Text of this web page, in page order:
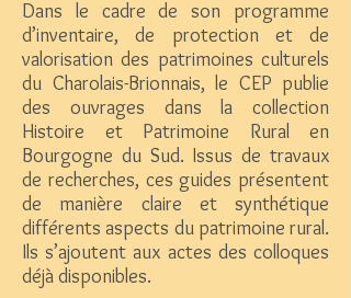
Dans le cadre de son programme
d’inventaire, de protection et de
valorisation des patrimoines culturels
du Charolais-Brionnais, le CEP publie
des ouvrages dans la collection
Histoire et Patrimoine Rural en
Bourgogne du Sud. Issus de travaux
de recherches, ces guides présentent
de manière claire et synthétique
différents aspects du patrimoine rural.
Ils s’ajoutent aux actes des colloques
déjà disponibles.